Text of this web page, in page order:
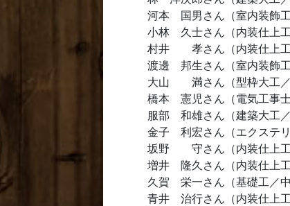
河本 国男さん（室内装飾工
小林 久士さん（内装仕上工
村井 孝さん（内装仕上工
渡邊 邦生さん（室内装飾工
大山 満さん（型枠大工／
橋本 憲児さん（電気工事士
服部 和雄さん（建築大工／
金子 利宏さん（エクステリ
坂野 守さん（内装仕上工
増井 隆久さん（内装仕上工
久賀 栄一さん（基礎工／中
青井 治行さん（内装仕上工